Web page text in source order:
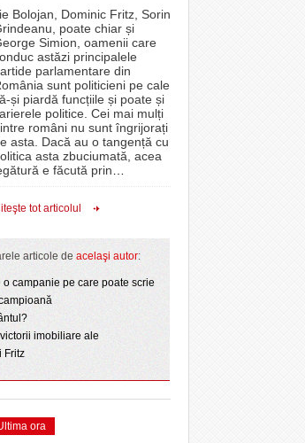
Bolojan, Dominic Fritz, Sorin
poate chiar și
Simion, oamenii care
astăzi principalele
parlamentare din
sunt politicieni pe cale
și piardă funcțiile și poate și
politice. Cei mai mulți
români nu sunt îngrijorați
asta. Dacă au o tangență cu
asta zbuciumată, acea
e făcută prin
tot articolul
articole de acelaşi autor:
o campanie pe care poate scrie
imobiliare ale
Fritz
ora